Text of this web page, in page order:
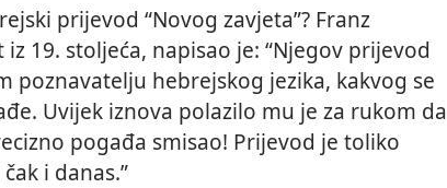
prijevod “Novog zavjeta”? Franz
19. stoljeća, napisao je: “Njegov prijevod
poznavatelju hebrejskog jezika, kakvog se
Uvijek iznova polazilo mu je za rukom da
pogađa smisao! Prijevod je toliko
i danas.”